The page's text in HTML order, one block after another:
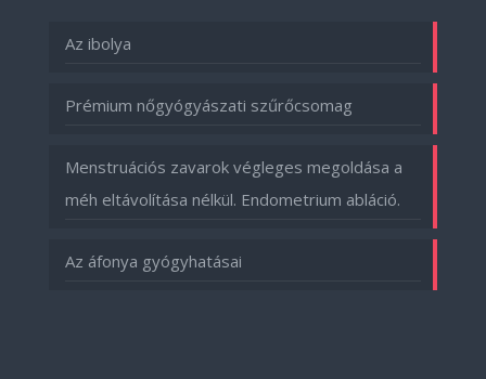
Az ibolya
Prémium nőgyógyászati szűrőcsomag
Menstruációs zavarok végleges megoldása a
méh eltávolítása nélkül. Endometrium abláció.
Az áfonya gyógyhatásai